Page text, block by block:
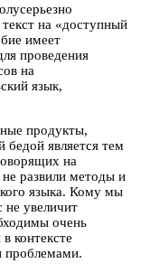
на «доступный
имеет
проведения
на
язык,
продукты,
является тем
на
развили методы и
языка. Кому мы
не увеличит
очень
контексте
проблемами.